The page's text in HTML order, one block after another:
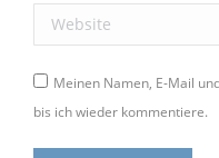
Website
Meinen Namen, E-Mail
bis ich wieder kommentiere.